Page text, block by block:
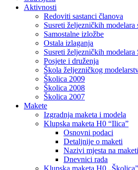
Aktivnosti
Redoviti sastanci članova
Susreti željezničkih modelara
Samostalne izložbe
Ostala izlaganja
Susreti željezničkih modelara
Posjete i druženja
Škola željezničkog
Školica 2009
Školica 2008
Školica 2007
Makete
Izgradnja maketa i modela
Klupska maketa H0 “Ilica”
Osnovni podaci
Detaljnije o maketi
Nazivi mjesta na maketi
Dnevnici rada
Klupska maketa H0 „Školica”